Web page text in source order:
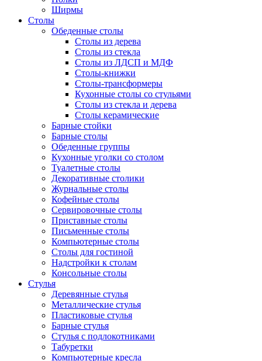
Ширмы
Столы
Обеденные столы
Столы из дерева
Столы из стекла
Столы из ЛДСП и МДФ
Столы-книжки
Столы-трансформеры
Кухонные столы со стульями
Столы из стекла и дерева
Столы керамические
Барные стойки
Барные столы
Обеденные группы
Кухонные уголки со столом
Туалетные столы
Декоративные столики
Журнальные столы
Кофейные столы
Сервировочные столы
Приставные столы
Письменные столы
Компьютерные столы
Столы для гостиной
Надстройки к столам
Консольные столы
Стулья
Деревянные стулья
Металлические стулья
Пластиковые стулья
Барные стулья
Стулья с подлокотниками
Табуретки
Компьютерные кресла